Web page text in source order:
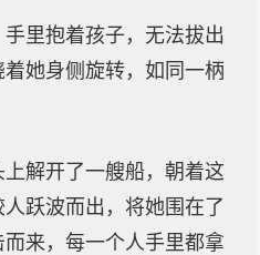
里抱着孩子，无法拔出
她身侧旋转，如同一柄
解开了一艘船，朝着这
跃波而出，将她围在了
来，每一个人手里都拿